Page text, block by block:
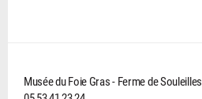
Musée du Foie Gras - Ferme de Souleilles